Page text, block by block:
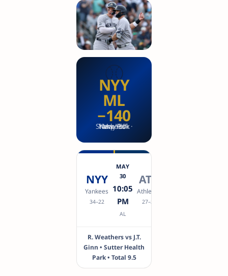
⚾
NYY
ML
−140
New York Yankees · Sharp Pick · May 30
NYY
Yankees
34–22
MAY
30
10:05
PM
AL
ATH
Athletics
27–29
R. Weathers vs J.T.
Ginn • Sutter Health
Park • Total 9.5